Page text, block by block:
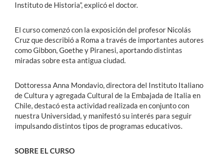
Instituto de Historia”, explicó el doctor.
El curso comenzó con la exposición del profesor Nicolás
Cruz que describió a Roma a través de importantes autores
como Gibbon, Goethe y Piranesi, aportando distintas
miradas sobre esta antigua ciudad.
Dottoressa Anna Mondavio, directora del Instituto Italiano
de Cultura y agregada Cultural de la Embajada de Italia en
Chile, destacó esta actividad realizada en conjunto con
nuestra Universidad, y manifestó su interés para seguir
impulsando distintos tipos de programas educativos.
SOBRE EL CURSO